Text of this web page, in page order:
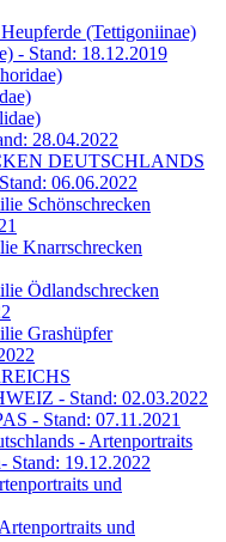
(Tettigoniinae)
- Stand: 18.12.2019
28.04.2022
DEUTSCHLANDS
06.06.2022
Schönschrecken
Knarrschrecken
Ödlandschrecken
Grashüpfer
- Stand: 02.03.2022
- Stand: 07.11.2021
- Artenportraits
Stand: 19.12.2022
und
und